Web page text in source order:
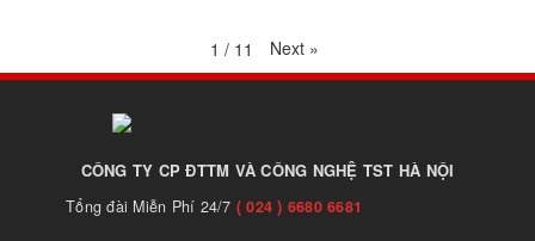
1 / 11 Next »
CÔNG TY CP ĐTTM VÀ CÔNG NGHỆ TST HÀ NỘI
Tổng đài Miễn Phí 24/7 ( 024 ) 6680 6681